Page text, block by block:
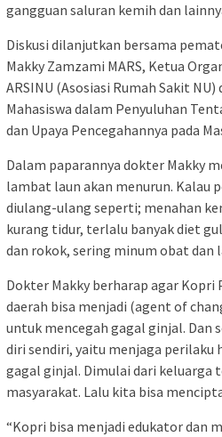
gangguan saluran kemih dan
Diskusi dilanjutkan bersama
Makky Zamzami MARS, Ketua
ARSINU (Asosiasi Rumah Sakit
Mahasiswa dalam Penyuluhan
dan Upaya Pencegahannya pada
Dalam paparannya dokter Makky
lambat laun akan menurun. Kalau
diulang-ulang seperti; menahan
kurang tidur, terlalu banyak diet
dan rokok, sering minum obat dan
Dokter Makky berharap agar Kopri
daerah bisa menjadi (agent of
untuk mencegah gagal ginjal. Dan
diri sendiri, yaitu menjaga perilaku
gagal ginjal. Dimulai dari keluarga
masyarakat. Lalu kita bisa
“Kopri bisa menjadi edukator dan